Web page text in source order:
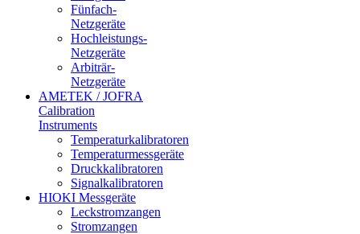
Fünfach-
Netzgeräte
Hochleistungs-
Netzgeräte
Arbiträr-
Netzgeräte
AMETEK / JOFRA
Calibration
Instruments
Temperaturkalibratoren
Temperaturmessgeräte
Druckkalibratoren
Signalkalibratoren
HIOKI Messgeräte
Leckstromzangen
Stromzangen